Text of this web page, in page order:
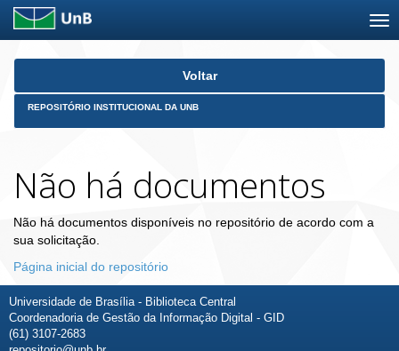
Skip
Voltar
REPOSITÓRIO INSTITUCIONAL DA UNB
Não há documentos
Não há documentos disponíveis no repositório de acordo com a
sua solicitação.
Página inicial do repositório
Universidade de Brasília - Biblioteca Central
Coordenadoria de Gestão da Informação Digital - GID
(61) 3107-2683